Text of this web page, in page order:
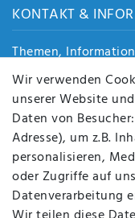
KONTAKT &
Themen,
Jobs
Über uns
Kontakt
Datenschutz
AGB
FAQ
Batterieentsorgung
Altölverordnung
Wir verwenden
unserer Website
Daten von
Adresse), um z.B.
personalisieren,
oder Zugriffe auf
Datenverarbeitung